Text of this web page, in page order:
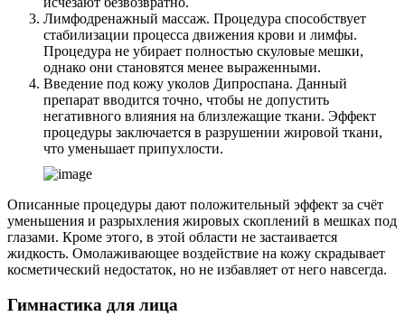
Лимфодренажный массаж. Процедура способствует
стабилизации процесса движения крови и лимфы.
Процедура не убирает полностью скуловые мешки,
однако они становятся менее выраженными.
Введение под кожу уколов Дипроспана. Данный
препарат вводится точно, чтобы не допустить
негативного влияния на близлежащие ткани. Эффект
процедуры заключается в разрушении жировой ткани,
что уменьшает припухлости.
Описанные процедуры дают положительный эффект за счёт
уменьшения и разрыхления жировых скоплений в мешках под
глазами. Кроме этого, в этой области не застаивается
жидкость. Омолаживающее воздействие на кожу скрадывает
косметический недостаток, но не избавляет от него навсегда.
Гимнастика для лица